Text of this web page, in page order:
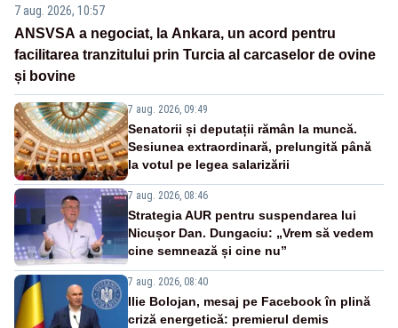
7 aug. 2026, 10:57
ANSVSA a negociat, la Ankara, un acord pentru
facilitarea tranzitului prin Turcia al carcaselor de ovine
și bovine
7 aug. 2026, 09:49
Senatorii și deputații rămân la muncă.
Sesiunea extraordinară, prelungită până
la votul pe legea salarizării
7 aug. 2026, 08:46
Strategia AUR pentru suspendarea lui
Nicușor Dan. Dungaciu: „Vrem să vedem
cine semnează și cine nu”
7 aug. 2026, 08:40
Ilie Bolojan, mesaj pe Facebook în plină
criză energetică: premierul demis